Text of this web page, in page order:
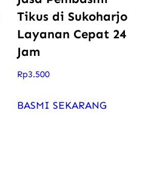
Tikus di Sukoharjo
Layanan Cepat 24
Jam
Rp3.500
BASMI SEKARANG